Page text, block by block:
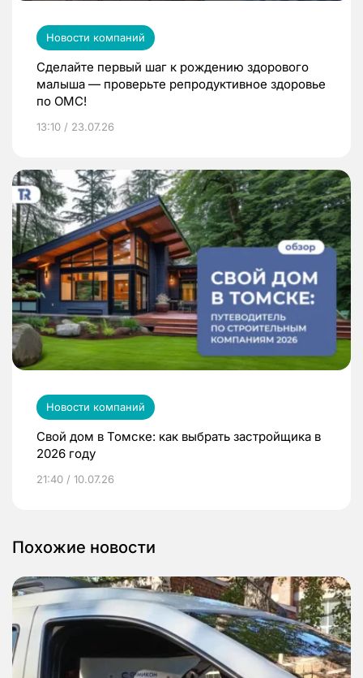
Новости компаний
Сделайте первый шаг к рождению здорового
малыша — проверьте репродуктивное здоровье
по ОМС!
13:10 / 23.07.26
Новости компаний
Свой дом в Томске: как выбрать застройщика в
2026 году
21:40 / 10.07.26
Похожие новости